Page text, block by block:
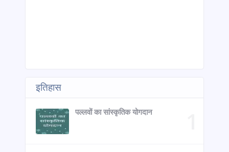
इतिहास
पल्लवों का सांस्कृतिक योगदान